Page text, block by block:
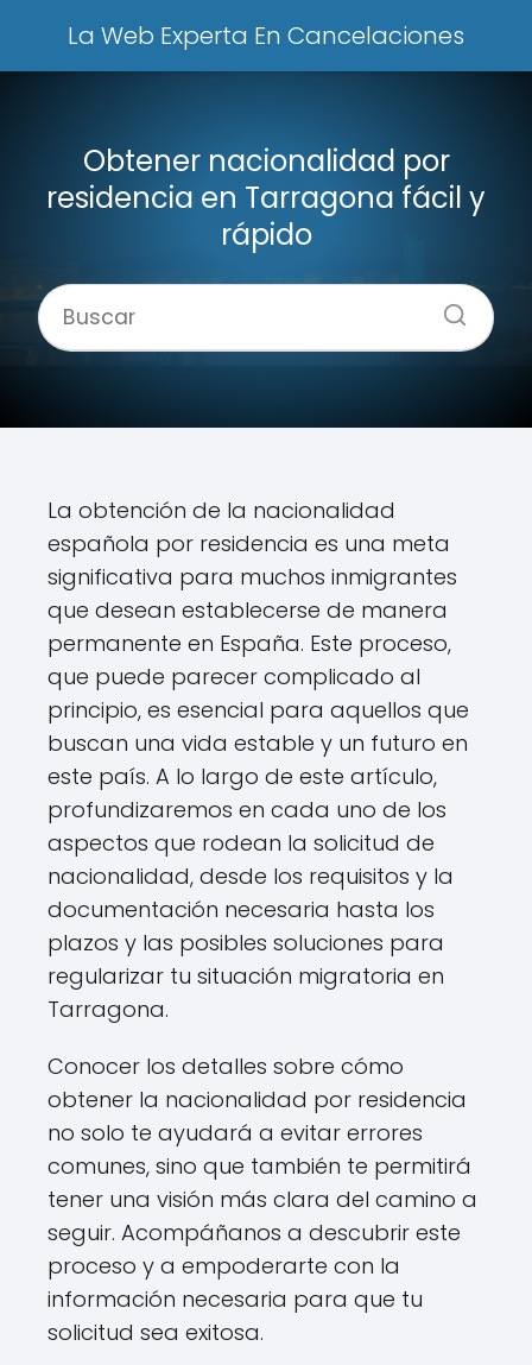
La Web Experta En Cancelaciones
Obtener nacionalidad por
residencia en Tarragona fácil y
rápido
La obtención de la nacionalidad
española por residencia es una meta
significativa para muchos inmigrantes
que desean establecerse de manera
permanente en España. Este proceso,
que puede parecer complicado al
principio, es esencial para aquellos que
buscan una vida estable y un futuro en
este país. A lo largo de este artículo,
profundizaremos en cada uno de los
aspectos que rodean la solicitud de
nacionalidad, desde los requisitos y la
documentación necesaria hasta los
plazos y las posibles soluciones para
regularizar tu situación migratoria en
Tarragona.
Conocer los detalles sobre cómo
obtener la nacionalidad por residencia
no solo te ayudará a evitar errores
comunes, sino que también te permitirá
tener una visión más clara del camino a
seguir. Acompáñanos a descubrir este
proceso y a empoderarte con la
información necesaria para que tu
solicitud sea exitosa.